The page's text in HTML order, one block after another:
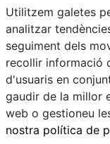
Política de
MIFID
Psd22
Canvi de Divises
Utilitzem galetes
analitzar
seguiment dels
recollir informació
d'usuaris en
gaudir de la millor
web o gestioneu
nostra política de